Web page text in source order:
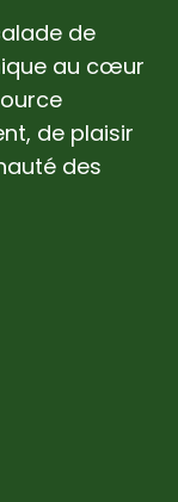
de
au cœur
de plaisir
des